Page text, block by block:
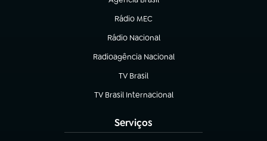
(abre em nova aba)
Rádio MEC
(abre em nova aba)
Rádio Nacional
Radioagência Nacional
(abre em nova aba)
TV Brasil
(abre em nova aba)
TV Brasil Internacional
(abre em nova aba)
Serviços